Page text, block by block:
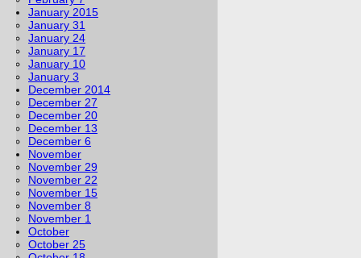
January 2015
January 31
January 24
January 17
January 10
January 3
December 2014
December 27
December 20
December 13
December 6
November
November 29
November 22
November 15
November 8
November 1
October
October 25